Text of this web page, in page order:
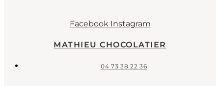
Facebook Instagram
MATHIEU CHOCOLATIER
04 73 38 22 36